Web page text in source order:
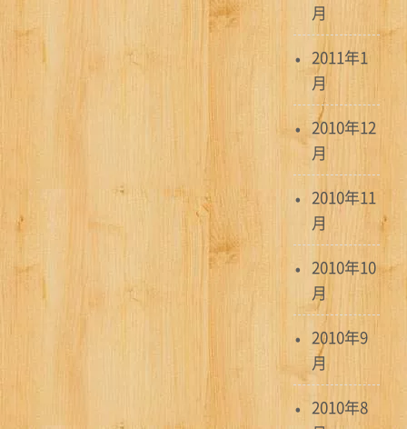
月
2011年1
月
2010年12
月
2010年11
月
2010年10
月
2010年9
月
2010年8